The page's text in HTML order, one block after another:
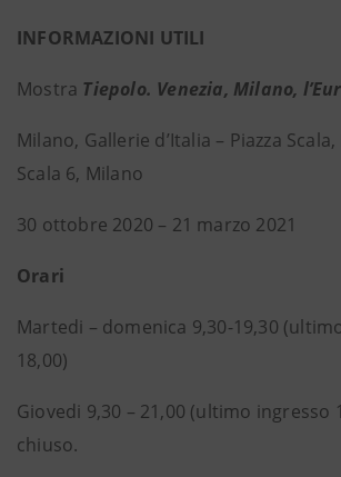
INFORMAZIONI UTILI
Mostra Tiepolo. Venezia, Milano,
Milano, Gallerie d’Italia – Piazza
Scala 6, Milano
30 ottobre 2020 – 21 marzo 2021
Orari
Martedi – domenica 9,30-19,30
18,00)
Giovedi 9,30 – 21,00 (ultimo ingresso
chiuso.